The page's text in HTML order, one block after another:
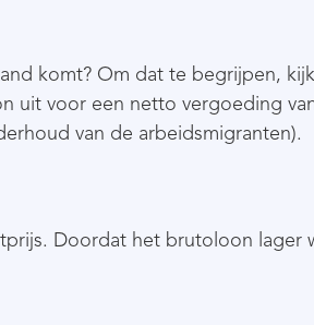
komt? Om dat te begrijpen,
uit voor een netto vergoeding
van de arbeidsmigranten).
Doordat het brutoloon lager